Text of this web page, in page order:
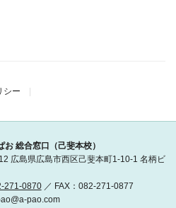
シー
お 総合窓口（己斐本校）
広島県広島市西区己斐本町1-10-1 名柄ビ
271-0870／ FAX：082-271-0877
pao.com